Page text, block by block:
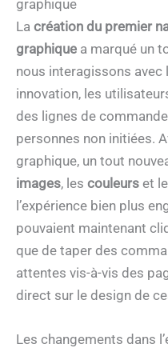
graphique
La création du premier
graphique a marqué un
nous interagissons avec
innovation, les
des lignes de
personnes non initiées.
graphique, un tout
images, les couleurs et
l’expérience bien plus
pouvaient maintenant
que de taper des
attentes vis-à-vis des
direct sur le design de
Les changements dans